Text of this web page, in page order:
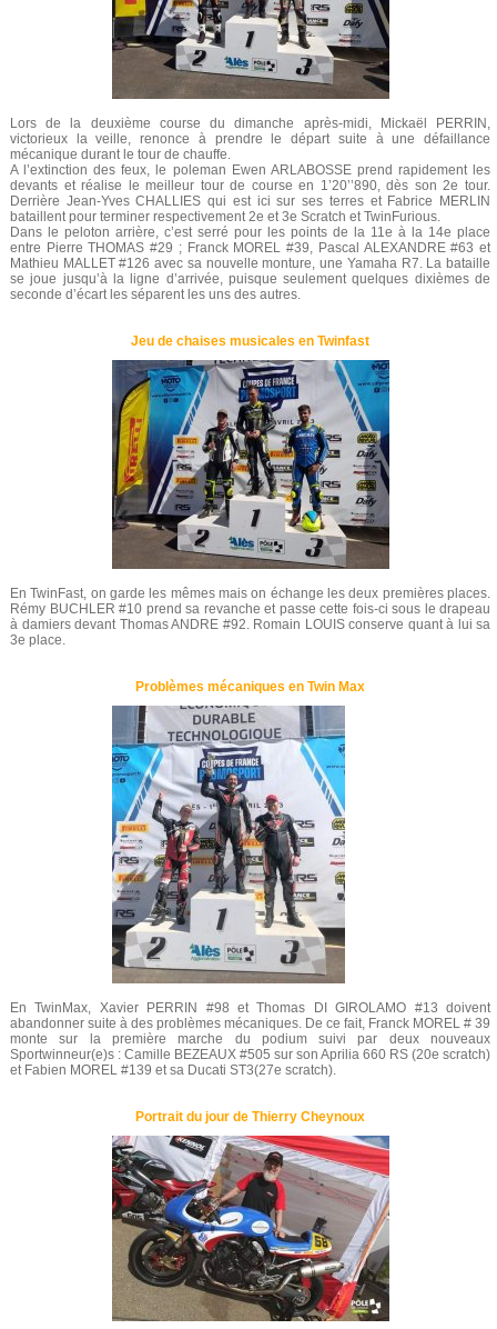
Lors de la deuxième course du dimanche après-midi, Mickaël PERRIN,
victorieux la veille, renonce à prendre le départ suite à une défaillance
mécanique durant le tour de chauffe.
A l’extinction des feux, le poleman Ewen ARLABOSSE prend rapidement les
devants et réalise le meilleur tour de course en 1’20’’890, dès son 2e tour.
Derrière Jean-Yves CHALLIES qui est ici sur ses terres et Fabrice MERLIN
bataillent pour terminer respectivement 2e et 3e Scratch et TwinFurious.
Dans le peloton arrière, c’est serré pour les points de la 11e à la 14e place
entre Pierre THOMAS #29 ; Franck MOREL #39, Pascal ALEXANDRE #63 et
Mathieu MALLET #126 avec sa nouvelle monture, une Yamaha R7. La bataille
se joue jusqu’à la ligne d’arrivée, puisque seulement quelques dixièmes de
seconde d’écart les séparent les uns des autres.
Jeu de chaises musicales en Twinfast
En TwinFast, on garde les mêmes mais on échange les deux premières places.
Rémy BUCHLER #10 prend sa revanche et passe cette fois-ci sous le drapeau
à damiers devant Thomas ANDRE #92. Romain LOUIS conserve quant à lui sa
3e place.
Problèmes mécaniques en Twin Max
En TwinMax, Xavier PERRIN #98 et Thomas DI GIROLAMO #13 doivent
abandonner suite à des problèmes mécaniques. De ce fait, Franck MOREL # 39
monte sur la première marche du podium suivi par deux nouveaux
Sportwinneur(e)s : Camille BEZEAUX #505 sur son Aprilia 660 RS (20e scratch)
et Fabien MOREL #139 et sa Ducati ST3(27e scratch).
Portrait du jour de Thierry Cheynoux